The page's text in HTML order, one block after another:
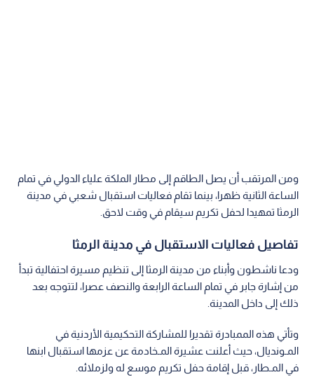
ومن المرتقب أن يصل الطاقم إلى مطار الملكة علياء الدولي في تمام
الساعة الثانية ظهرا، بينما تقام فعاليات استقبال شعبي في مدينة
الرمثا تمهيدا لحفل تكريم سيقام في وقت لاحق.
تفاصيل فعاليات الاستقبال في مدينة الرمثا
ودعا ناشطون وأبناء من مدينة الرمثا إلى تنظيم مسيرة احتفالية تبدأ
من إشارة جابر في تمام الساعة الرابعة والنصف عصرا، لتتوجه بعد
ذلك إلى داخل المدينة.
وتأتي هذه الممبادرة تقديرا للمشاركة التحكيمية الأردنية في
المـونديال، حيث أعلنت عشيرة المـخادمة عن عزمها استقبال ابنها
في المـطار، قبل إقامة حفل تكريم موسع له ولزملائه.